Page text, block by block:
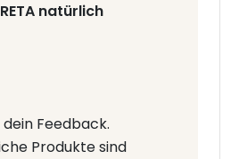
natürlich
Feedback.
Produkte sind